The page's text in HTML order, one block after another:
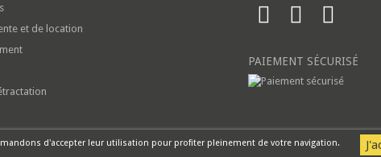
d'accepter leur utilisation pour profiter pleinement de votre navigation.
et de location
PAIEMENT SÉCURISÉ